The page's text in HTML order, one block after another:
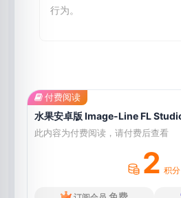
行为。
此内容为付费阅读，请付费后查看
2 积分
付费阅读